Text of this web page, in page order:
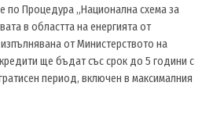
по Процедура „Национална схема за
в областта на енергията от
от Министерството на
ще бъдат със срок до 5 години с
период, включен в максималния